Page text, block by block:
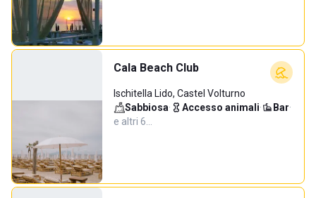
Cala Beach Club
Ischitella Lido, Castel Volturno
Sabbiosa· Accesso animali· Bar·
e altri 6…